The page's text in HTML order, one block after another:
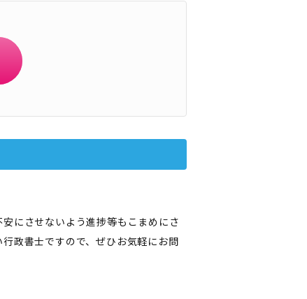
にさせないよう進捗等もこまめにさ
政書士ですので、ぜひお気軽にお問